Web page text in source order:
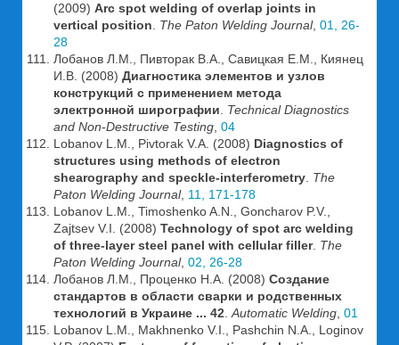
(2009) Arc spot welding of overlap joints in
vertical position
The Paton Welding Journal, 01, 26-
28
Лобанов Л.М., Пивторак В.А., Савицкая Е.М., Киянец
И.В. (2008) Диагностика элементов и узлов
конструкций с применением метода
электронной ширографии
Technical Diagnostics
and Non-Destructive Testing 04
Lobanov L.M., Pivtorak V.A. (2008) Diagnostics of
structures using methods of electron
shearography and speckle-interferometry The
Paton Welding Journal, 11, 171-178
Lobanov L.M., Timoshenko A.N., Goncharov P.V.,
Zajtsev V.I. (2008) Technology of spot arc welding
of three-layer steel panel with cellular filler. The
Paton Welding Journal, 02, 26-28
Лобанов Л.М., Проценко Н.А. (2008) Создание
стандартов в области сварки и родственных
технологий в Украине ... 42 Automatic Welding 01
Lobanov L.M., Makhnenko V.I., Pashchin N.A., Loginov